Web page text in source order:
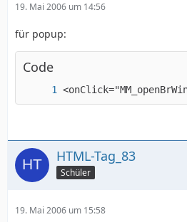
19. Mai 2006 um 14:56
für popup:
Code
HTML-Tag_83
Schüler
19. Mai 2006 um 15:58